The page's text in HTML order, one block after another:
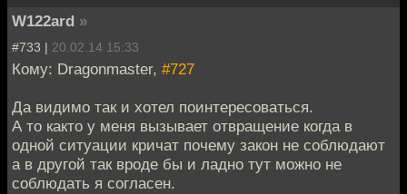
W122ard »
#733 | 20.02.14 15:33
Кому: Dragonmaster, #727
Да видимо так и хотел поинтересоваться.
А то както у меня вызывает отвращение когда в
одной ситуации кричат почему закон не соблюдают
а в другой так вроде бы и ладно тут можно не
соблюдать я согласен.